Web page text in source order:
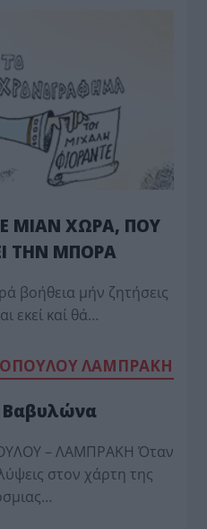
ΜΙΑΝ ΧΩΡΑ, ΠΟΥ
ΤΗΝ ΜΠΟΡΑ
βοήθεια μήν ζητήσεις
εκεί καί θά…
ΛΑΜΠΡΑΚΗ
Βαβυλώνα
– ΛΑΜΠΡΑΚΗ Όταν
στον χάρτη της